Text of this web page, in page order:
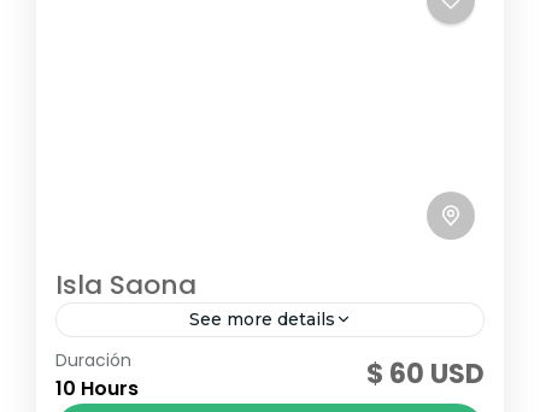
Isla Saona
See more details
Recorrido por la costa hasta llegar a la
piscina natural un espacio apartadodonde
Duración
10 Hours $ 60 USD